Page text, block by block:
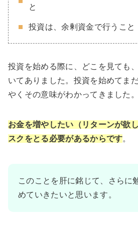
と
投資は、余剰資金で行うこと
投資を始める際に、どこを見ても
いてありました。投資を始めてま
やくその意味がわかってきました。
お金を増やしたい（リターンが欲
スクをとる必要があるからです。
このことを肝に銘じて、さらに
めていきたいと思います。